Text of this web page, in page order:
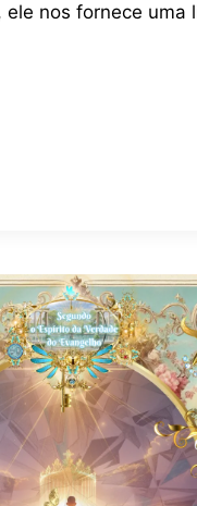
ele nos fornece uma